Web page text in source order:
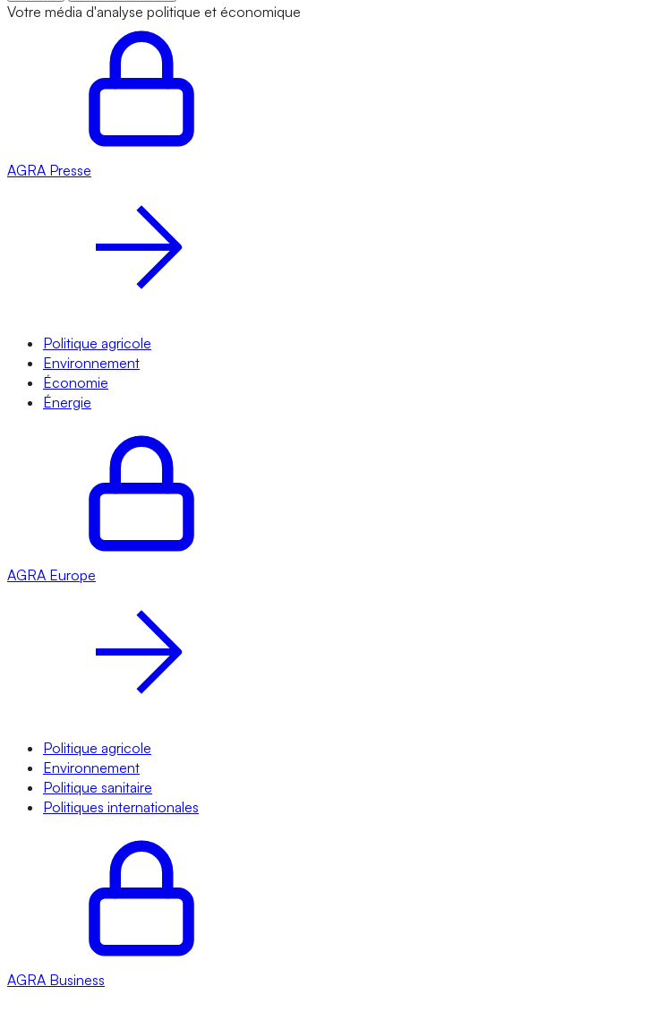
Votre média d'analyse politique et économique
AGRA Presse
Politique agricole
Environnement
Économie
Énergie
AGRA Europe
Politique agricole
Environnement
Politique sanitaire
Politiques internationales
AGRA Business